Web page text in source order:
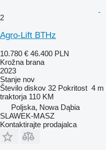
2
Agro-Lift BTHz
10.780 € 46.400 PLN
Krožna brana
2023
Stanje nov
Število diskov 32 Pokritost 4 m
traktorja 110 KM
Poljska, Nowa Dąbia
SLAWEK-MASZ
Kontaktirajte prodajalca